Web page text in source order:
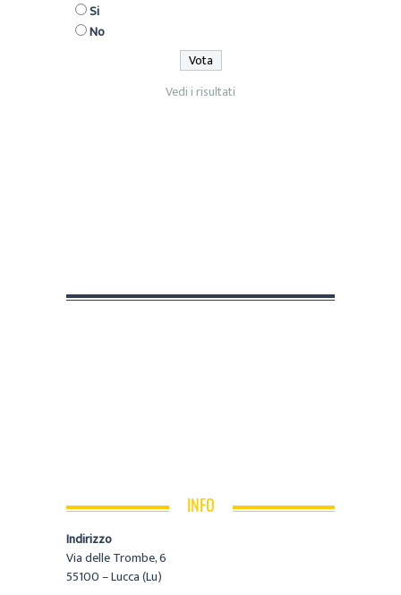
Si
No
Vedi i risultati
INFO
Indirizzo
Via delle Trombe, 6
55100 – Lucca (Lu)